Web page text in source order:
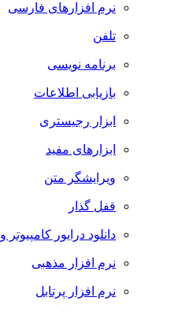
نرم افزارهای فارسی
تلفن
برنامه نویسی
بازیابی اطلاعات
ابزار رجیستری
ابزارهای مفید
ویرایشگر متن
قفل گذار
دانلود درایور
نرم افزار مذهبی
نرم افزار پرتابل